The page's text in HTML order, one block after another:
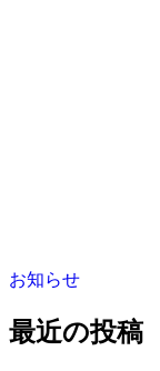
お知らせ
最近の投稿